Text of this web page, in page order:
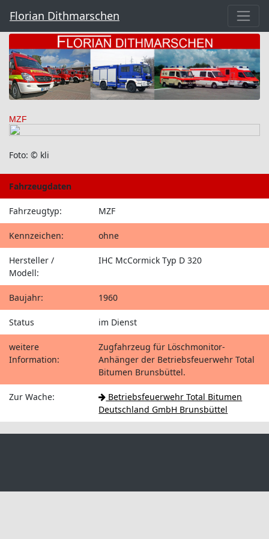
Florian Dithmarschen
MZF
Foto: © kli
Fahrzeugdaten
Fahrzeugtyp: MZF
Kennzeichen: ohne
Hersteller /
Modell:
IHC McCormick Typ D 320
Baujahr: 1960
Status im Dienst
weitere
Information:
Zugfahrzeug für Löschmonitor-
Anhänger der Betriebsfeuerwehr Total
Bitumen Brunsbüttel.
Zur Wache:
Betriebsfeuerwehr Total Bitumen
Deutschland GmbH Brunsbüttel